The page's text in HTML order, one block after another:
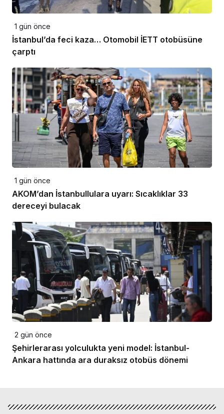
1 gün önce
İstanbul’da feci kaza… Otomobil İETT otobüsüne
çarptı
1 gün önce
AKOM’dan İstanbullulara uyarı: Sıcaklıklar 33
dereceyi bulacak
2 gün önce
Şehirlerarası yolculukta yeni model: İstanbul-
Ankara hattında ara duraksız otobüs dönemi